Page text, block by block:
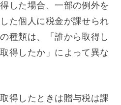
した場合、一部の例外を
た個人に税金が課せられ
種類は、「誰から取得し
得したか」によって異な
得したときは贈与税は課